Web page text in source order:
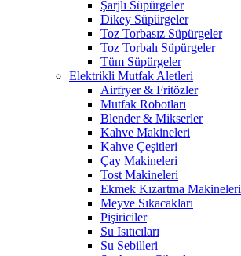
Şarjlı Süpürgeler
Dikey Süpürgeler
Toz Torbasız Süpürgeler
Toz Torbalı Süpürgeler
Tüm Süpürgeler
Elektrikli Mutfak Aletleri
Airfryer & Fritözler
Mutfak Robotları
Blender & Mikserler
Kahve Makineleri
Kahve Çeşitleri
Çay Makineleri
Tost Makineleri
Ekmek Kızartma Makineleri
Meyve Sıkacakları
Pişiriciler
Su Isıtıcıları
Su Sebilleri